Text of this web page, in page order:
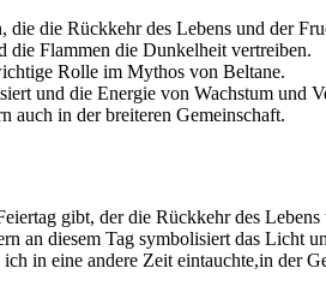
die Rückkehr des Lebens und ‍der
die Flammen ⁣die⁢ Dunkelheit vertreiben.
Rolle im Mythos von Beltane.
und die Energie ⁣von Wachstum ‌und‍
auch in der⁤ breiteren⁤ Gemeinschaft.
gibt, der die Rückkehr des
diesem Tag symbolisiert das Licht
in eine ‌andere Zeit eintauchte,in der